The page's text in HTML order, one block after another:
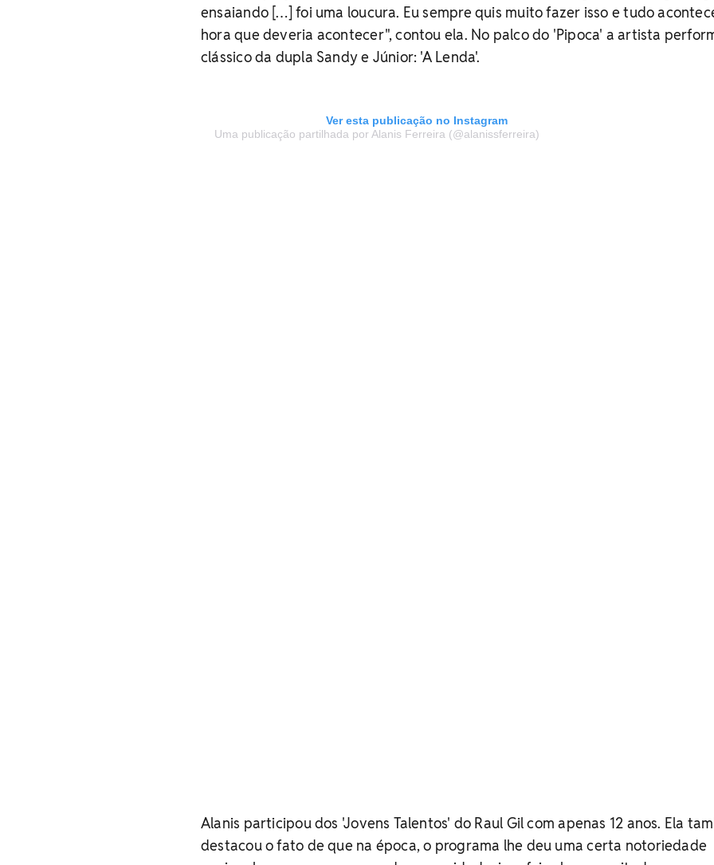
ensaiando […] foi uma loucura. Eu sempre quis muito fazer isso e tudo
hora que deveria acontecer", contou ela. No palco do 'Pipoca' a artista
clássico da dupla Sandy e Júnior: 'A Lenda'.
Ver esta publicação no Instagram
Uma publicação partilhada por Alanis Ferreira (@alanissferreira)
Alanis participou dos 'Jovens Talentos' do Raul Gil com apenas 12 anos. Ela
destacou o fato de que na época, o programa lhe deu uma certa notoriedade